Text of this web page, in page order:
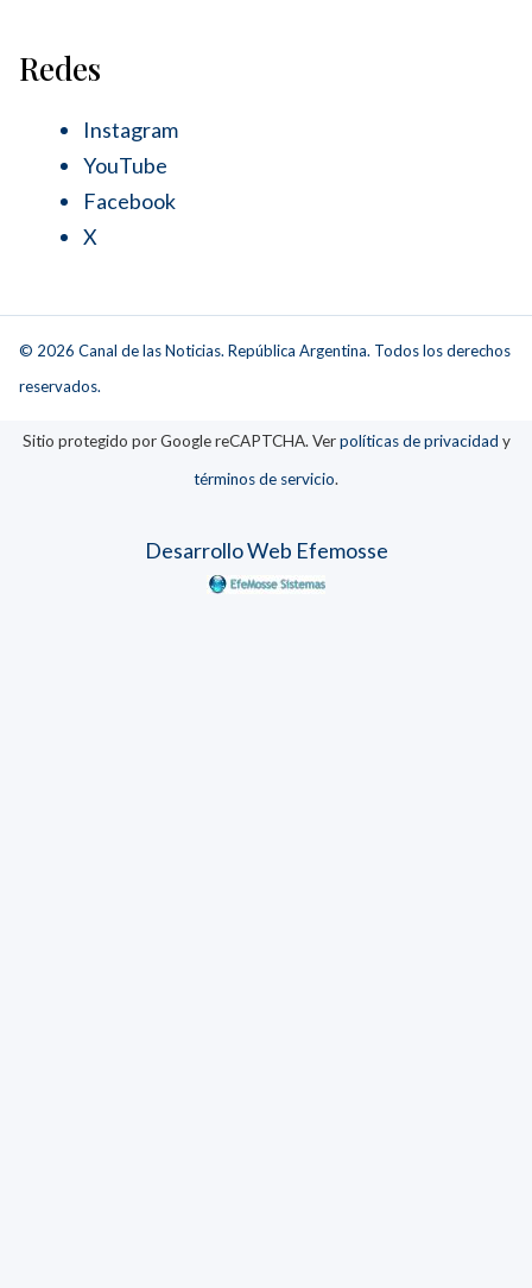
Redes
Instagram
YouTube
Facebook
X
© 2026 Canal de las Noticias. República Argentina. Todos los derechos
reservados.
Sitio protegido por Google reCAPTCHA. Verpolíticas de privacidad y
términos de servicio.
Desarrollo Web Efemosse